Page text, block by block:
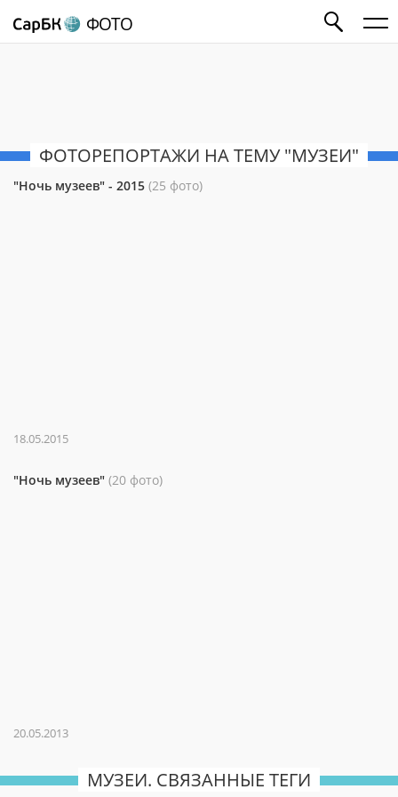
ФОТО
ФОТОРЕПОРТАЖИ НА ТЕМУ "МУЗЕИ"
"Ночь музеев" - 2015 (25 фото)
18.05.2015
"Ночь музеев" (20 фото)
20.05.2013
МУЗЕИ. СВЯЗАННЫЕ ТЕГИ